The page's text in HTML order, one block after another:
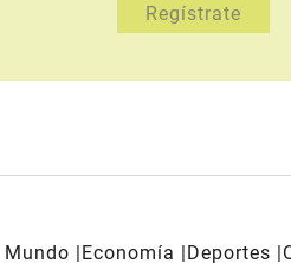
Mundo Economía Deportes